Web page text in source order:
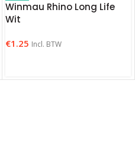
Winmau Rhino Long Life
Wit
€1.25 Incl. BTW